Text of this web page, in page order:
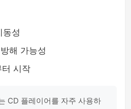
동성
해 가능성
터 시작
CD 플레이어를 자주 사용하